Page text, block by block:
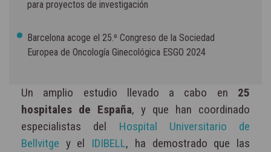
para proyectos de investigación
Barcelona acoge el 25.º Congreso de la Sociedad
Europea de Oncología Ginecológica ESGO 2024
Un amplio estudio llevado a cabo en 25
hospitales de España, y que han coordinado
especialistas del Hospital Universitario de
Bellvitge y el IDIBELL, ha demostrado que las